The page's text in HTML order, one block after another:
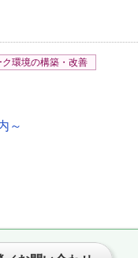
ク環境の構築・改善
～